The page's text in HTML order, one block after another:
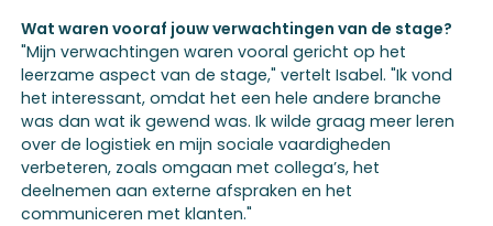
Wat waren vooraf jouw verwachtingen van de stage?
"Mijn verwachtingen waren vooral gericht op het
leerzame aspect van de stage," vertelt Isabel. "Ik vond
het interessant, omdat het een hele andere branche
was dan wat ik gewend was. Ik wilde graag meer leren
over de logistiek en mijn sociale vaardigheden
verbeteren, zoals omgaan met collega’s, het
deelnemen aan externe afspraken en het
communiceren met klanten."